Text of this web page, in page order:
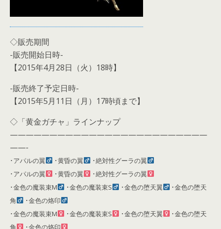
◇販売期間
-販売開始日時-
【2015年4月28日（火）18時】
-販売終了予定日時-
【2015年5月11日（月）17時頃まで】
◇「黄金ガチャ」ラインナップ
—————————————————————————
——-
･アパルの翼 ･黄昏の翼
･絶対性グーラの翼
･アパルの翼
･黄昏の翼
･絶対性グーラの翼
･金色の魔装束M
･金色の魔装束S ･金色の堕天翼
･金色の堕天
角
･金色の烙印
･金色の魔装束M
･金色の魔装束S ･金色の堕天翼
･金色の堕天
角
･金色の烙印